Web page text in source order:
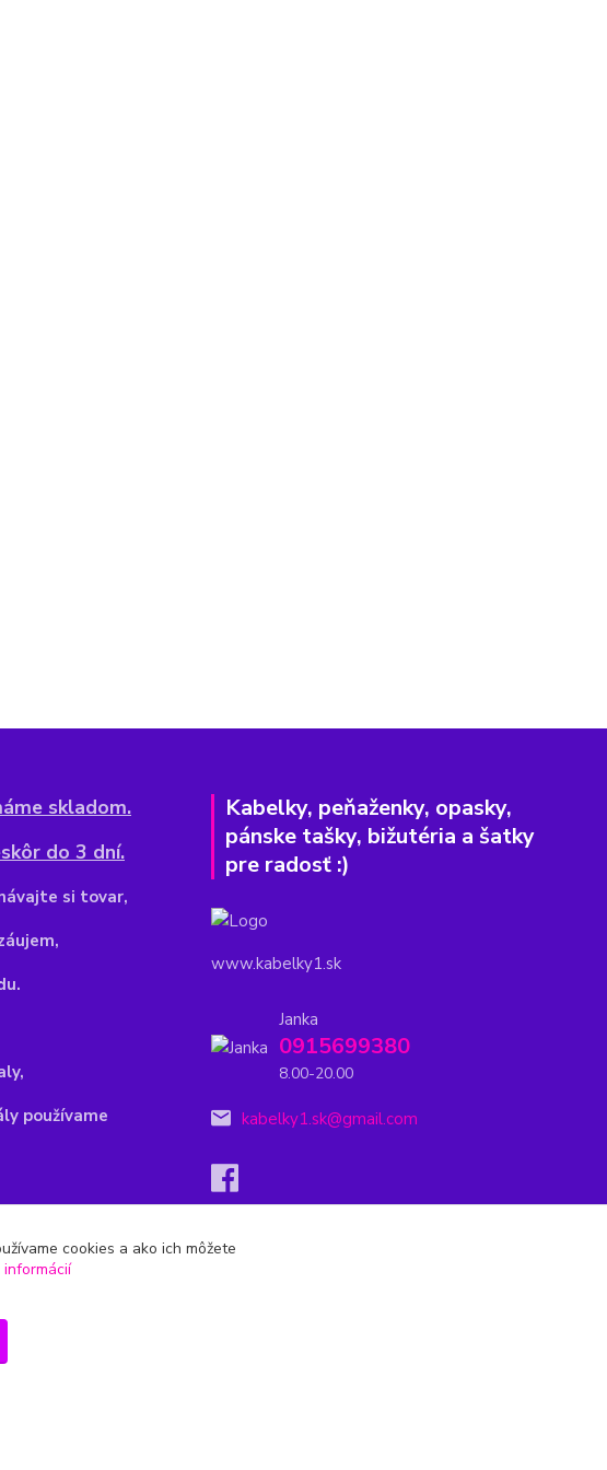
skladom.
do 3 dní.
si tovar,
používame
Kabelky, peňaženky, opasky,
pánske tašky, bižutéria a šatky
pre radosť :)
www.kabelky1.sk
Janka
0915699380
8.00-20.00
kabelky1.sk@gmail.com
cookies a ako ich môžete
informácií